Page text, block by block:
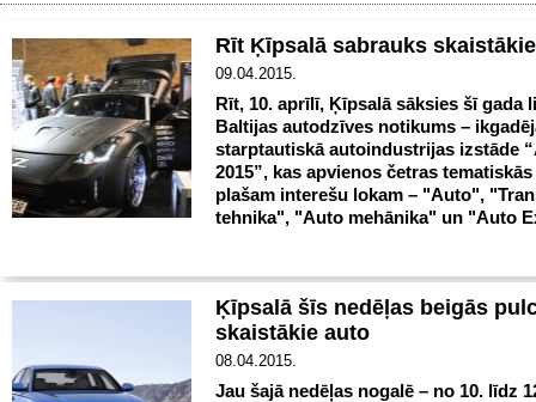
Rīt Ķīpsalā sabrauks
09.04.2015.
Rīt, 10. aprīlī, Ķīpsalā sāksies šī gada
Baltijas autodzīves notikums –
starptautiskā autoindustrijas izstāde
2015”, kas apvienos četras
plašam interešu lokam – "Auto",
tehnika", "Auto mehānika" un "Auto
Ķīpsalā šīs nedēļas beigās
skaistākie auto
08.04.2015.
Jau šajā nedēļas nogalē – no 10. līdz